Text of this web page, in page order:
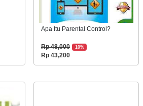
Apa Itu Parental Control?
Rp 48,000 10%
Rp 43,200